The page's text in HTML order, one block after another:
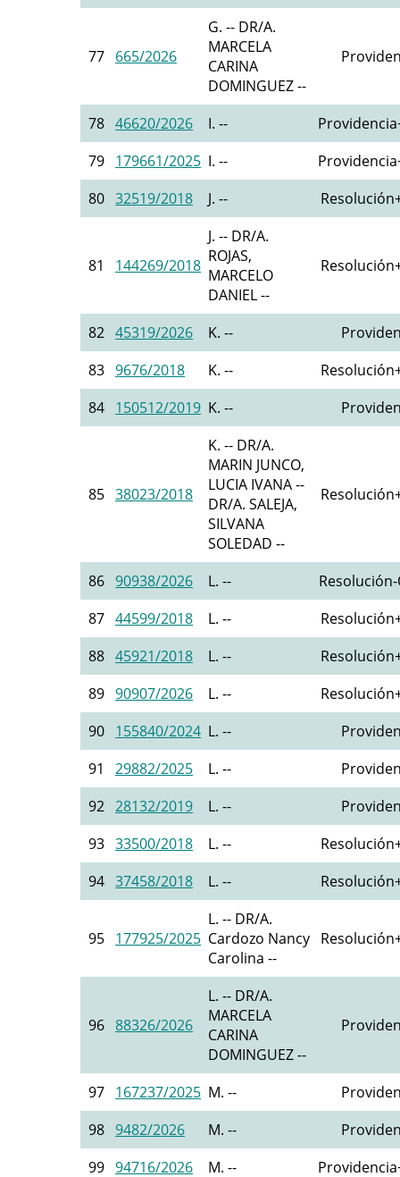
77 665/2026
G. -- DR/A.
MARCELA
CARINA
DOMINGUEZ --
78 46620/2026 I. --
79
179661/2025 I. --
80 32519/2018 J. --
81 144269/2018
J. -- DR/A.
ROJAS,
MARCELO
DANIEL --
82 45319/2026 K. --
83 9676/2018 K. --
84
150512/2019 K. --
85 38023/2018
K. -- DR/A.
MARIN JUNCO,
LUCIA IVANA --
DR/A. SALEJA,
SILVANA
SOLEDAD --
86 90938/2026 L. --
87 44599/2018 L. --
88 45921/2018 L. --
89 90907/2026 L. --
90
155840/2024 L. --
91
29882/2025 L. --
92 28132/2019 L. --
93 33500/2018 L. --
94 37458/2018 L. --
95 177925/2025
L. -- DR/A.
Cardozo Nancy
Carolina --
96 88326/2026
L. -- DR/A.
MARCELA
CARINA
DOMINGUEZ --
97 167237/2025 M. --
98 9482/2026 M. --
99 94716/2026 M. --